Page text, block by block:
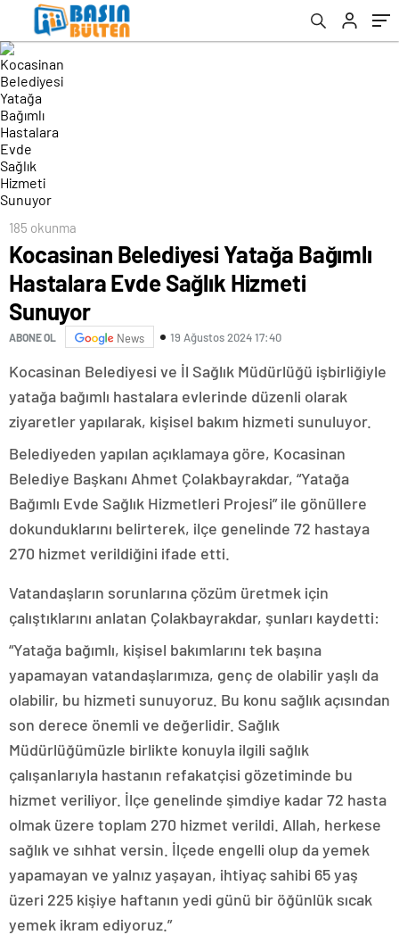
185 okunma
Kocasinan Belediyesi Yatağa Bağımlı
Hastalara Evde Sağlık Hizmeti
Sunuyor
ABONE OL News 19 Ağustos 2024 17:40
Kocasinan Belediyesi ve İl Sağlık Müdürlüğü işbirliğiyle
yatağa bağımlı hastalara evlerinde düzenli olarak
ziyaretler yapılarak, kişisel bakım hizmeti sunuluyor.
Belediyeden yapılan açıklamaya göre, Kocasinan
Belediye Başkanı Ahmet Çolakbayrakdar, “Yatağa
Bağımlı Evde Sağlık Hizmetleri Projesi” ile gönüllere
dokunduklarını belirterek, ilçe genelinde 72 hastaya
270 hizmet verildiğini ifade etti.
Vatandaşların sorunlarına çözüm üretmek için
çalıştıklarını anlatan Çolakbayrakdar, şunları kaydetti:
“Yatağa bağımlı, kişisel bakımlarını tek başına
yapamayan vatandaşlarımıza, genç de olabilir yaşlı da
olabilir, bu hizmeti sunuyoruz. Bu konu sağlık açısından
son derece önemli ve değerlidir. Sağlık
Müdürlüğümüzle birlikte konuyla ilgili sağlık
çalışanlarıyla hastanın refakatçisi gözetiminde bu
hizmet veriliyor. İlçe genelinde şimdiye kadar 72 hasta
olmak üzere toplam 270 hizmet verildi. Allah, herkese
sağlık ve sıhhat versin. İlçede engelli olup da yemek
yapamayan ve yalnız yaşayan, ihtiyaç sahibi 65 yaş
üzeri 225 kişiye haftanın yedi günü bir öğünlük sıcak
yemek ikram ediyoruz.”